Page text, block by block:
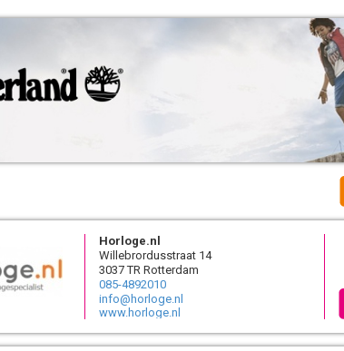
Horloge.nl
Willebrordusstraat 14
3037 TR Rotterdam
085-4892010
info@horloge.nl
www.horloge.nl